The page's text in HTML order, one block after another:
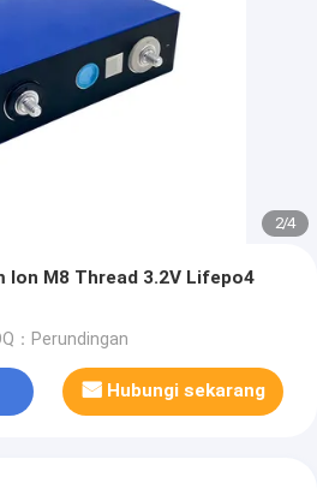
2/4
Ion M8 Thread 3.2V Lifepo4
：Perundingan
Hubungi sekarang